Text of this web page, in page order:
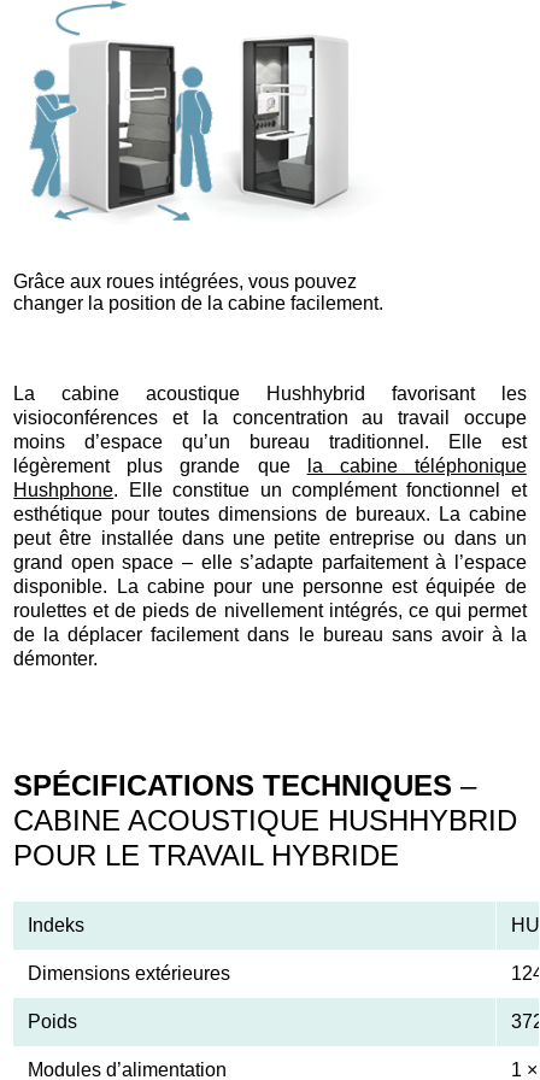
Grâce aux roues intégrées, vous pouvez
changer la position de la cabine facilement.
La cabine acoustique Hushhybrid favorisant les
visioconférences et la concentration au travail occupe
moins d’espace qu’un bureau traditionnel. Elle est
légèrement plus grande que
la cabine téléphonique
Hushphone. Elle constitue un complément fonctionnel et
esthétique pour toutes dimensions de bureaux. La cabine
peut être installée dans une petite entreprise ou dans un
grand open space – elle s’adapte parfaitement à l’espace
disponible. La cabine pour une personne est équipée de
roulettes et de pieds de nivellement intégrés, ce qui permet
de la déplacer facilement dans le bureau sans avoir à la
démonter.
SPÉCIFICATIONS TECHNIQUES –
CABINE ACOUSTIQUE HUSHHYBRID
POUR LE TRAVAIL HYBRIDE
Indeks
Dimensions extérieures
Poids
Modules d’alimentation 1